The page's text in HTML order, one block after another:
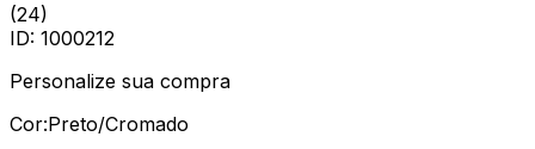
(24)
ID: 1000212
Personalize sua compra
Cor:Preto/Cromado